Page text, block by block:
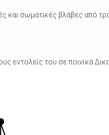
και σωματικές βλάβες από
του σε ποινικά